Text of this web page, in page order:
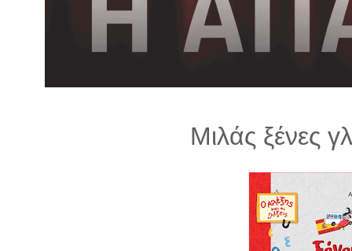
Μιλάς ξένες